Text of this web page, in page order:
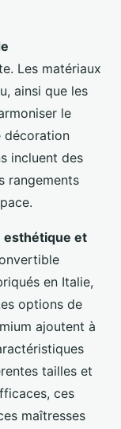
Les matériaux
ainsi que les
le
décoration
incluent des
rangements
esthétique et
en Italie,
options de
ajoutent à
tailles et
ces
maîtresses